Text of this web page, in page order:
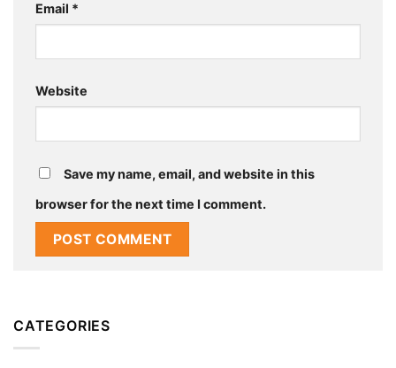
Email *
Website
Save my name, email, and website in this
browser for the next time I comment.
CATEGORIES